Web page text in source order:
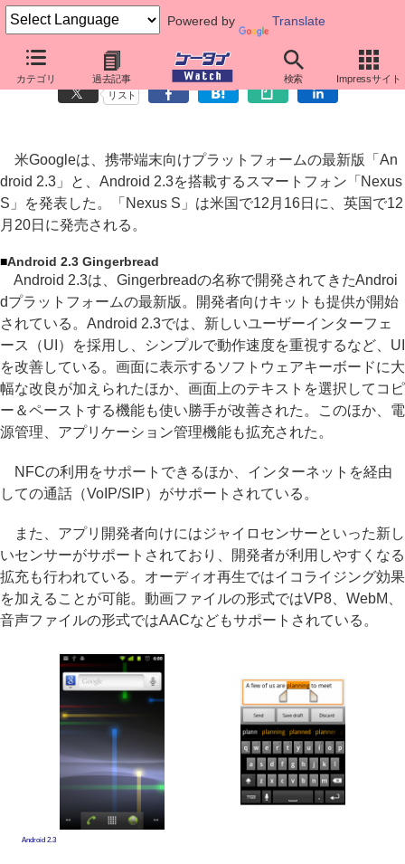
Powered by Translate
カテゴリ 過去記事 検索 Impressサイト
Google、Android 2.3と「Nexus S」を発表
リスト
米Googleは、携帯端末向けプラットフォームの最新版「An
droid 2.3」と、Android 2.3を搭載するスマートフォン「Nexus
S」を発表した。「Nexus S」は米国で12月16日に、英国で12
月20日に発売される。
■Android 2.3 Gingerbread
Android 2.3は、Gingerbreadの名称で開発されてきたAndroi
dプラットフォームの最新版。開発者向けキットも提供が開始
されている。Android 2.3では、新しいユーザーインターフェ
ース（UI）を採用し、シンプルで動作速度を重視するなど、UI
を改善している。画面に表示するソフトウェアキーボードに大
幅な改良が加えられたほか、画面上のテキストを選択してコピ
ー＆ペーストする機能も使い勝手が改善された。このほか、電
源管理、アプリケーション管理機能も拡充された。
NFCの利用をサポートできるほか、インターネットを経由
しての通話（VoIP/SIP）がサポートされている。
また、アプリ開発者向けにはジャイロセンサーといった新し
いセンサーがサポートされており、開発者が利用しやすくなる
拡充も行われている。オーディオ再生ではイコライジング効果
を加えることが可能。動画ファイルの形式ではVP8、WebM、
音声ファイルの形式ではAACなどもサポートされている。
Android 2.3